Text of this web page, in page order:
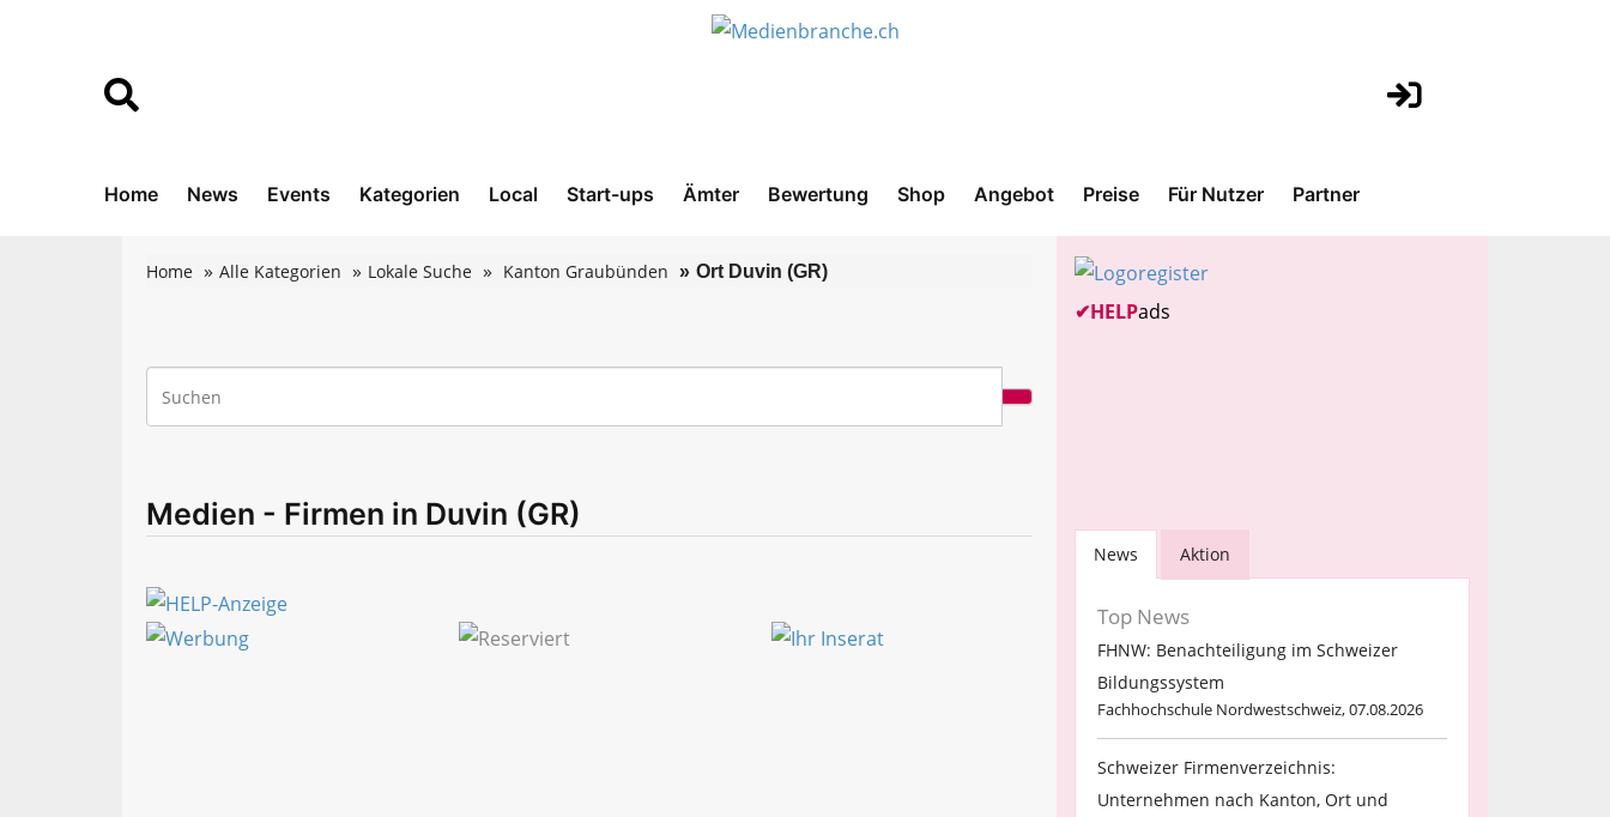
Home News Events Kategorien Local Start-ups Ämter Bewertung Shop Angebot Preise Für Nutzer Partner
Home Alle Kategorien Lokale Suche Kanton Graubünden Ort Duvin (GR)
Medien - Firmen in Duvin (GR)
✔HELPads
News Aktion
Top News
FHNW: Benachteiligung im Schweizer
Bildungssystem
Fachhochschule Nordwestschweiz, 07.08.2026
Schweizer Firmenverzeichnis:
Unternehmen nach Kanton, Ort und